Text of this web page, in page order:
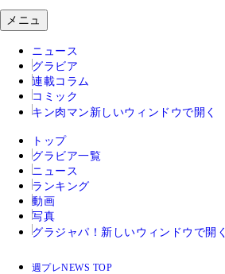
メニュ
ニュース
グラビア
連載コラム
コミック
キン肉マン 新しいウィンドウで開く
トップ
グラビア一覧
ニュース
ランキング
動画
写真
グラジャパ！ 新しいウィンドウで開く
週プレNEWS TOP